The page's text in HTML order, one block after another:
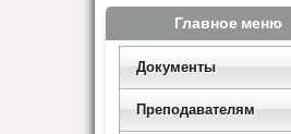
Главное меню
Документы
Преподавателям